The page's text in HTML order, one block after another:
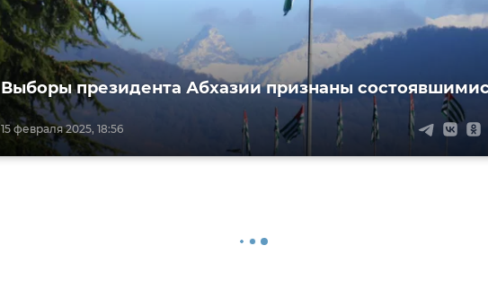
15 февраля 2025, 18:56
Выборы президента Абхазии признаны